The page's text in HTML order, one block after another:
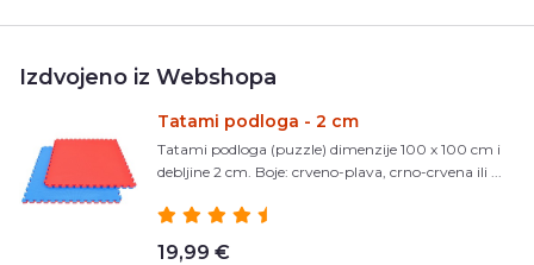
Izdvojeno iz Webshopa
Tatami podloga - 2 cm
Tatami podloga (puzzle) dimenzije 100 x 100 cm i
debljine 2 cm. Boje: crveno-plava, crno-crvena ili ...
19,99 €